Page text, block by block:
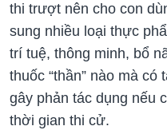
thi trượt nên cho con
sung nhiều loại thực
trí tuệ, thông minh, bổ
thuốc “thần” nào mà
gây phản tác dụng nếu
thời gian thi cử.